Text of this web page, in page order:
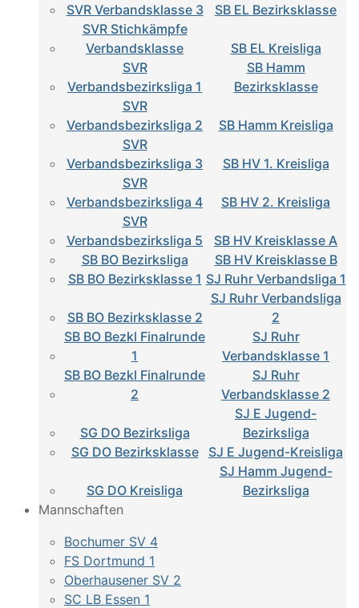
SVR Verbandsklasse 3
SB EL Bezirksklasse
SVR Stichkämpfe
Verbandsklasse
SB EL Kreisliga
SVR
Verbandsbezirksliga 1
SB Hamm
Bezirksklasse
SVR
Verbandsbezirksliga 2
SB Hamm Kreisliga
SVR
Verbandsbezirksliga 3
SB HV 1. Kreisliga
SVR
Verbandsbezirksliga 4
SB HV 2. Kreisliga
SVR
Verbandsbezirksliga 5
SB HV Kreisklasse A
SB BO Bezirksliga
SB HV Kreisklasse B
SB BO Bezirksklasse 1 SJ Ruhr Verbandsliga 1
SB BO Bezirksklasse 2
SJ Ruhr Verbandsliga
2
SB BO Bezkl Finalrunde
1
SJ Ruhr
Verbandsklasse 1
SB BO Bezkl Finalrunde
2
SJ Ruhr
Verbandsklasse 2
SG DO Bezirksliga
SJ E Jugend-
Bezirksliga
SG DO Bezirksklasse
SJ E Jugend-Kreisliga
SG DO Kreisliga
SJ Hamm Jugend-
Bezirksliga
Mannschaften
Bochumer SV 4
FS Dortmund 1
Oberhausener SV 2
SC LB Essen 1